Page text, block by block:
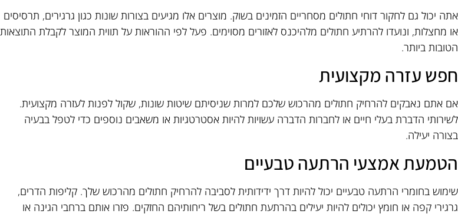
אתה יכול גם לחקור דוחי חתולים מסחריים הזמינים בשוק. מוצרים אלו מגיעים בצורות שונות כגון גרגירים, תרסיסים
או מחצלות, ונועדו להרתיע חתולים מלהיכנס לאזורים מסוימים. פעל לפי ההוראות על תווית המוצר לקבלת התוצאות
הטובות ביותר.
חפש עזרה מקצועית
אם אתם נאבקים להרחיק חתולים מהרכוש שלכם למרות שניסיתם שיטות שונות, שקול לפנות לעזרה מקצועית.
לשירותי הדברת בעלי חיים או לחברות הדברה עשויות להיות אסטרטגיות או משאבים נוספים כדי לטפל בבעיה
בצורה יעילה.
הטמעת אמצעי הרתעה טבעיים
שימוש בחומרי הרתעה טבעיים יכול להיות דרך ידידותית לסביבה להרחיק חתולים מהרכוש שלך. קליפות הדרים,
גרגירי קפה או חומץ יכולים להיות יעילים בהרתעת חתולים בשל ריחותיהם החזקים. פזרו אותם ברחבי הגינה או